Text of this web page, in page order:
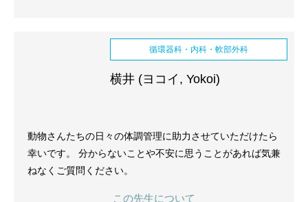
循環器科・内科・軟部外科
横井 (ヨコイ, Yokoi)
動物さんたちの日々の体調管理に助力させていただけたら
幸いです。 分からないことや不安に思うことがあれば気兼
ねなくご質問ください。
この先生について